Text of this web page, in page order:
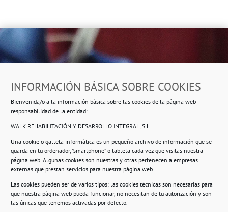
INFORMACIÓN BÁSICA SOBRE COOKIES
Bienvenida/o a la información básica sobre las cookies de la página web
responsabilidad de la entidad:
WALK REHABILITACIÓN Y DESARROLLO INTEGRAL, S.L.
Una cookie o galleta informática es un pequeño archivo de información que se
guarda en tu ordenador, “smartphone” o tableta cada vez que visitas nuestra
página web. Algunas cookies son nuestras y otras pertenecen a empresas
externas que prestan servicios para nuestra página web.
Las cookies pueden ser de varios tipos: las cookies técnicas son necesarias para
que nuestra página web pueda funcionar, no necesitan de tu autorización y son
las únicas que tenemos activadas por defecto.
Ropero Solidario de Usera
Beasáin 25-33posterior, local 3 – 28041 Madrid
Información
Compromiso con la protección de datos